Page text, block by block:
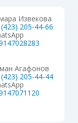
Извекова
205-44-66
Агафонов
205-44-44